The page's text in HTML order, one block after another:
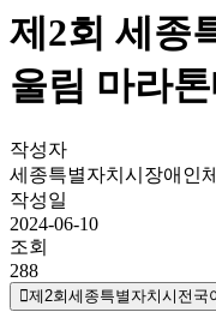
제2회 세종
울림 마라
작성자
세종특별자치시장애인
작성일
2024-06-10
조회
288
제2회세종특별자치시전